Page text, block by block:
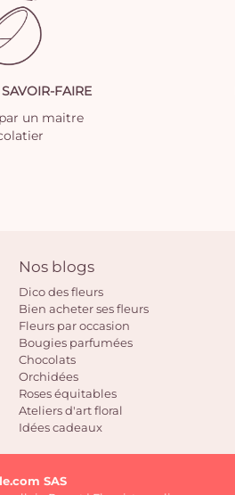
FAIRE
un maitre
Nos blogs
Dico des fleurs
Bien acheter ses fleurs
Fleurs par occasion
Bougies parfumées
Chocolats
Orchidées
Roses équitables
Ateliers d'art floral
Idées cadeaux
SAS